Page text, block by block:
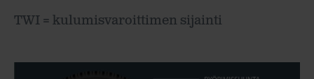
TWI = kulumisvaroittimen sijainti